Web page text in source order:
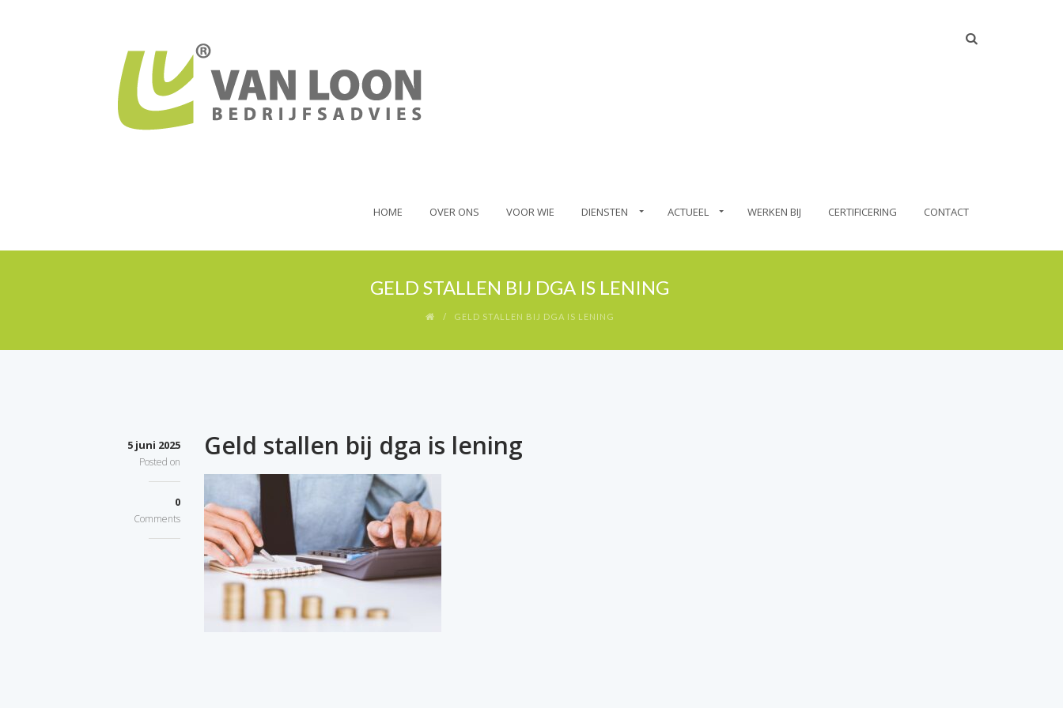
HOME OVER ONS VOOR WIE DIENSTEN ACTUEEL WERKEN BIJ CERTIFICERING CONTACT
GELD STALLEN BIJ DGA IS LENING
GELD STALLEN BIJ DGA IS LENING
5 juni 2025
Posted on
0
Comments
Geld stallen bij dga is lening